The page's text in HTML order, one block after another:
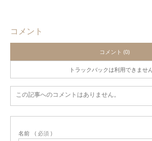
コメント
コメント (0)
トラックバックは利用できません
この記事へのコメントはありません。
名前 ( 必須 )